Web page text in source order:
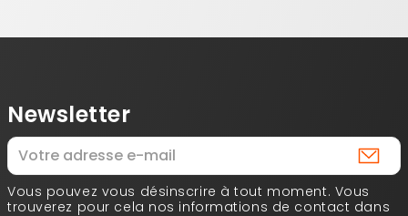
Newsletter
Vous pouvez vous désinscrire à tout moment. Vous
trouverez pour cela nos informations de contact dans